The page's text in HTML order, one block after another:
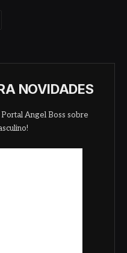
NOVIDADES
Angel Boss sobre